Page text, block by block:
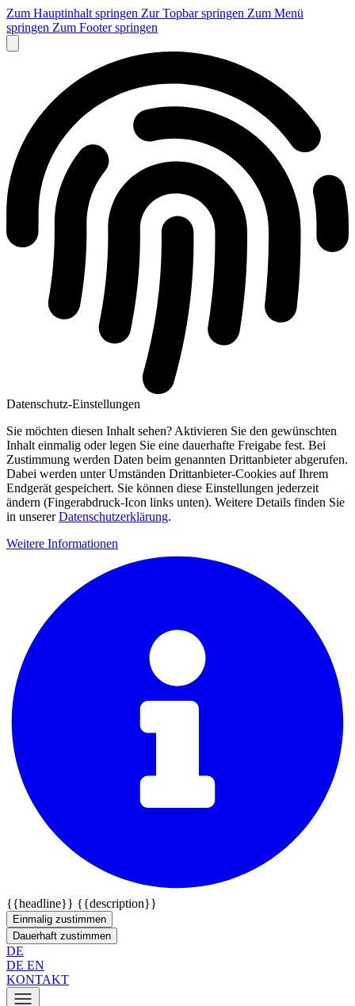
Zum Hauptinhalt springen Zur Topbar springen Zum Menü
springen Zum Footer springen
Datenschutz-Einstellungen
Sie möchten diesen Inhalt sehen? Aktivieren Sie den gewünschten
Inhalt einmalig oder legen Sie eine dauerhafte Freigabe fest. Bei
Zustimmung werden Daten beim genannten Drittanbieter abgerufen.
Dabei werden unter Umständen Drittanbieter-Cookies auf Ihrem
Endgerät gespeichert. Sie können diese Einstellungen jederzeit
ändern (Fingerabdruck-Icon links unten). Weitere Details finden Sie
in unsererDatenschutzerklärung.
Weitere Informationen
{{headline}} {{description}}
Einmalig zustimmen
Dauerhaft zustimmen
DE
DE EN
KONTAKT